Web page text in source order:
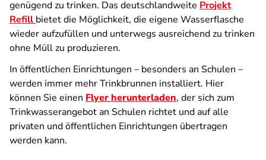
genügend zu trinken. Das deutschlandweite Projekt
Refill bietet die Möglichkeit, die eigene Wasserflasche
wieder aufzufüllen und unterwegs ausreichend zu trinken
ohne Müll zu produzieren.
In öffentlichen Einrichtungen – besonders an Schulen –
werden immer mehr Trinkbrunnen installiert. Hier
können Sie einen Flyer herunterladen, der sich zum
Trinkwasserangebot an Schulen richtet und auf alle
privaten und öffentlichen Einrichtungen übertragen
werden kann.